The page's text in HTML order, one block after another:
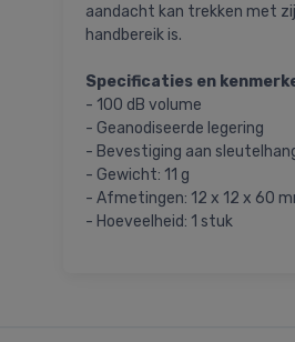
aandacht kan trekken met
handbereik is.
Specificaties en
- 100 dB volume
- Geanodiseerde legering
- Bevestiging aan
- Gewicht: 11 g
- Afmetingen: 12 x 12 x 60
- Hoeveelheid: 1 stuk